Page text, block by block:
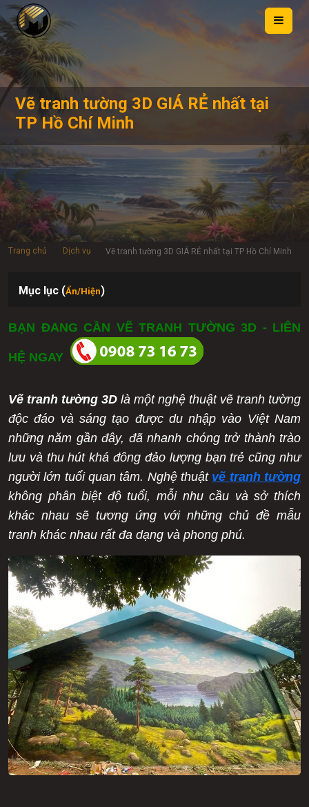
Vẽ tranh tường 3D GIÁ RẺ nhất tại
TP Hồ Chí Minh
Trang chủ Dịch vụ Vẽ tranh tường 3D GIÁ RẺ nhất tại TP Hồ Chí Minh
Mục lục (Ẩn/Hiện)
Lợi ích của vẽ tranh tường 3D
Tiết kiệm chi phí
Độ bền cao
Ý nghĩa phong thủy tốt
Ý nghĩa nghệ thuật
Không sợ bị trùng lặp
Mang lại không gian rộng lớn
Mỹ thuật Phan Minh - đơn vị vẽ tranh tường 3D uy tín
Báo giá vẽ tranh tường 3D tại Mỹ thuật Phan Minh
Lợi ích khi khách hàng sử dụng dịch vụ vẽ tranh tường 3D tại Mỹ
thuật Phan Minh
Quy trình triển khai dịch vụ vẽ tranh tường 3D tại Mỹ thuật Phan Minh
Phan Minh
Một số công trình mỹ thuật Phan Minh đã thực hiện
BẠN ĐANG CẦN VẼ TRANH TƯỜNG 3D - LIÊN
HỆ NGAY
Vẽ tranh tường 3D là một nghệ thuật vẽ tranh tường
độc đáo và sáng tạo được du nhập vào Việt Nam
những năm gần đây, đã nhanh chóng trở thành trào
lưu và thu hút khá đông đảo lượng bạn trẻ cũng như
người lớn tuổi quan tâm. Nghệ thuật vẽ tranh tường
không phân biệt độ tuổi, mỗi nhu cầu và sở thích
khác nhau sẽ tương ứng với những chủ đề mẫu
tranh khác nhau rất đa dạng và phong phú.